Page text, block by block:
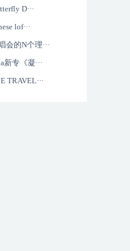
D···
lof···
的N个理···
专《凝···
TRAVEL···